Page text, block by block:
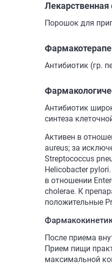
Порошок для
Антибиотик (гр.
Антибиотик
синтеза
Активен в
aureus; за
Streptococcus
Helicobacter
в отношении
cholerae. К
положительные
После приема
Прием пищи
максимальной